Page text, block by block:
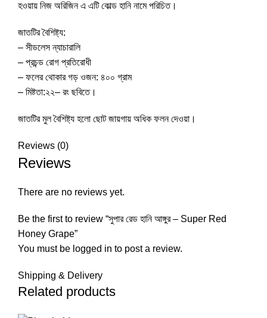
হওয়ায় নিজ অরিজিন এ এটি কোল্ড হানি নামে পরিচিত।
জাতটির বৈশিষ্ট্য:
– সীডলেস ন্যাচারালি
– প্রচন্ড রোগ প্রতিরোধী
– ফলের থোকার গড় ওজন: ৪০০ গ্রাম
– মিষ্টতা:২২– রং ছবিতে।
জাতটির মুল বৈশিষ্ট্য হলো ছোট জায়গায় অধিক ফলন দেওয়া।
Reviews (0)
Reviews
There are no reviews yet.
Be the first to review “সুপার রেড হানি আঙ্গুর – Super Red
Honey Grape”
You must be logged in to post a review.
Shipping & Delivery
Related products